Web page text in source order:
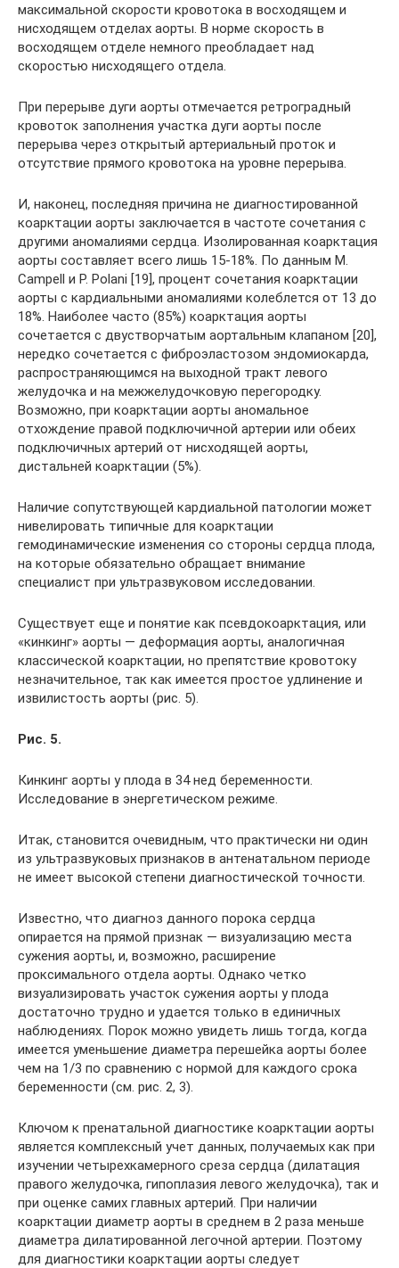
максимальной скорости кровотока в восходящем и
нисходящем отделах аорты. В норме скорость в
восходящем отделе немного преобладает над
скоростью нисходящего отдела.
При перерыве дуги аорты отмечается ретроградный
кровоток заполнения участка дуги аорты после
перерыва через открытый артериальный проток и
отсутствие прямого кровотока на уровне перерыва.
И, наконец, последняя причина не диагностированной
коарктации аорты заключается в частоте сочетания с
другими аномалиями сердца. Изолированная коарктация
аорты составляет всего лишь 15-18%. По данным M.
Campell и P. Polani [19], процент сочетания коарктации
аорты с кардиальными аномалиями колеблется от 13 до
18%. Наиболее часто (85%) коарктация аорты
сочетается с двустворчатым аортальным клапаном [20],
нередко сочетается с фиброэластозом эндомиокарда,
распространяющимся на выходной тракт левого
желудочка и на межжелудочковую перегородку.
Возможно, при коарктации аорты аномальное
отхождение правой подключичной артерии или обеих
подключичных артерий от нисходящей аорты,
дистальней коарктации (5%).
Наличие сопутствующей кардиальной патологии может
нивелировать типичные для коарктации
гемодинамические изменения со стороны сердца плода,
на которые обязательно обращает внимание
специалист при ультразвуковом исследовании.
Существует еще и понятие как псевдокоарктация, или
«кинкинг» аорты — деформация аорты, аналогичная
классической коарктации, но препятствие кровотоку
незначительное, так как имеется простое удлинение и
извилистость аорты (рис. 5).
Рис. 5.
Кинкинг аорты у плода в 34 нед беременности.
Исследование в энергетическом режиме.
Итак, становится очевидным, что практически ни один
из ультразвуковых признаков в антенатальном периоде
не имеет высокой степени диагностической точности.
Известно, что диагноз данного порока сердца
опирается на прямой признак — визуализацию места
сужения аорты, и, возможно, расширение
проксимального отдела аорты. Однако четко
визуализировать участок сужения аорты у плода
достаточно трудно и удается только в единичных
наблюдениях. Порок можно увидеть лишь тогда, когда
имеется уменьшение диаметра перешейка аорты более
чем на 1/3 по сравнению с нормой для каждого срока
беременности (см. рис. 2, 3).
Ключом к пренатальной диагностике коарктации аорты
является комплексный учет данных, получаемых как при
изучении четырехкамерного среза сердца (дилатация
правого желудочка, гипоплазия левого желудочка), так и
при оценке самих главных артерий. При наличии
коарктации диаметр аорты в среднем в 2 раза меньше
диаметра дилатированной легочной артерии. Поэтому
для диагностики коарктации аорты следует